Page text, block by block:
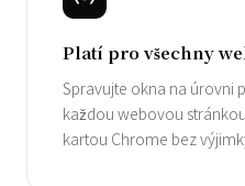
Platí pro všechny
Spravujte okna na úrovni
každou webovou
kartou Chrome bez